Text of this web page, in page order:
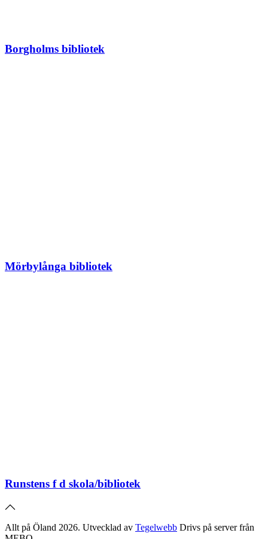
Borgholms bibliotek
Mörbylånga bibliotek
Runstens f d skola/bibliotek
Allt på Öland 2026. Utvecklad av Tegelwebb Drivs på server från